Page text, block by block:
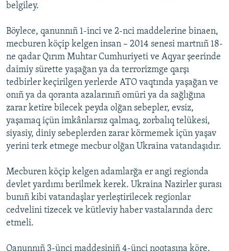
belgiley.
Böylece, qanunnıñ 1-inci ve 2-nci maddelerine binaen,
mecburen köçip kelgen insan – 2014 senesi martnıñ 18-
ne qadar Qırım Muhtar Cumhuriyeti ve Aqyar şeerinde
daimiy sürette yaşağan ya da terrorizmge qarşı
tedbirler keçirilgen yerlerde ATO vaqtında yaşağan ve
onıñ ya da qoranta azalarınıñ omüri ya da sağlığına
zarar ketire bilecek peyda olğan sebepler, evsiz,
yaşamaq içün imkânlarsız qalmaq, zorbalıq telükesi,
siyasiy, diniy sebeplerden zarar körmemek içün yaşav
yerini terk etmege mecbur olğan Ukraina vatandaşıdır.
Mecburen köçip kelgen adamlarğa er angi regionda
devlet yardımı berilmek kerek. Ukraina Nazirler şurası
bunıñ kibi vatandaşlar yerleştirilecek regionlar
cedvelini tizecek ve kütleviy haber vastalarında derc
etmeli.
Qanunnıñ 3-ünci maddesiniñ 4-ünci noqtasına köre,